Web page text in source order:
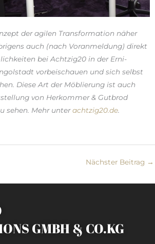
der agilen Transformation näher
auch (nach Voranmeldung) direkt
bei Achtzig20 in der Erni-
vorbeischauen und sich selbst
Diese Art der Möblierung ist auch
von Herkommer & Gutbrod
sehen. Mehr unterachtzig20.de.
Nächster Beitrag →
GMBH & CO.KG